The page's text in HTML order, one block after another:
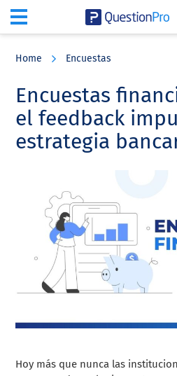
content
sidebar
Home Encuestas
Encuestas
el feedback
estrategia
Hoy más que nunca las